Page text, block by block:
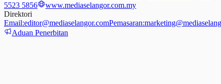
5523 5856
www.mediaselangor.com.my
Direktori
Email:editor@mediaselangor.comPemasaran:
Aduan Penerbitan